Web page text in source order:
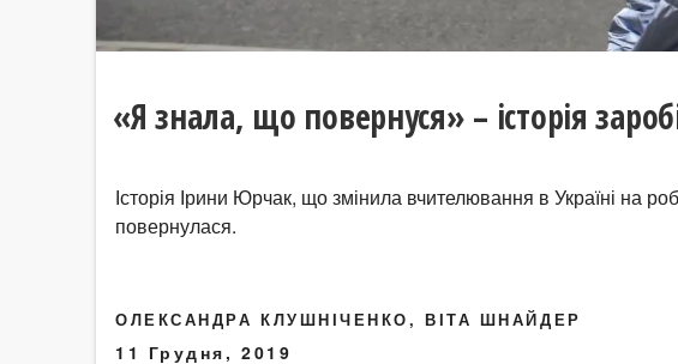
«Я знала, що повернуся» – історія
Історія Ірини Юрчак, що змінила вчителювання в Україні на
повернулася.
ОЛЕКСАНДРА КЛУШНІЧЕНКО, ВІТА ШНАЙДЕР
11 Грудня, 2019